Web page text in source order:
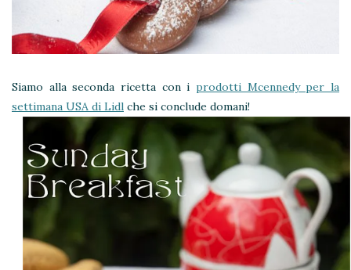
Siamo alla seconda ricetta con i prodotti Mcennedy per la
settimana USA di Lidl che si conclude domani!